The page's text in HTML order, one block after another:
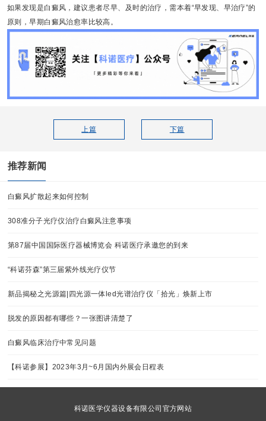
如果发现是白癜风，建议患者尽早、及时的治疗，需本着“早发现、早治疗”的
原则，早期白癜风治愈率比较高。
上篇 下篇
推荐新闻
白癜风扩散起来如何控制
308准分子光疗仪治疗白癜风注意事项
第87届中国国际医疗器械博览会 科诺医疗承邀您的到来
“科诺芬森”第三届紫外线光疗仪节
新品揭秘之光源篇|四光源一体led光谱治疗仪「拾光」焕新上市
脱发的原因都有哪些？一张图讲清楚了
白癜风临床治疗中常见问题
【科诺参展】2023年3月~6月国内外展会日程表
科诺医学仪器设备有限公司官方网站